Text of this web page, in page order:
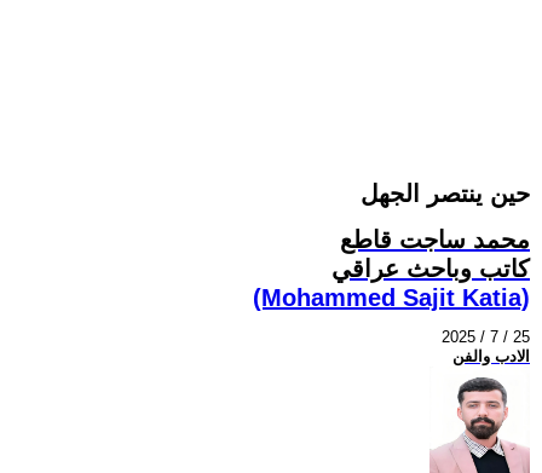
حين ينتصر الجهل
محمد ساجت قاطع
كاتب وباحث عراقي
(Mohammed Sajit Katia)
2025 / 7 / 25
الادب والفن